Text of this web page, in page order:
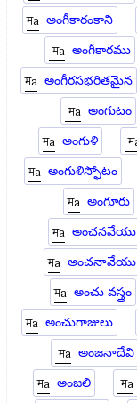
అంగీకారంకాని
అంగీకారము
అంగీరసభరితమైన
అంగుటం
అంగుళి
అంగుళిస్ఫోటం
అంగూరు
అంచనవేయు
అంచనావేయు
అంచు వస్త్రం
అంచుగాజులు
అంజనాదేవి
అంజలి